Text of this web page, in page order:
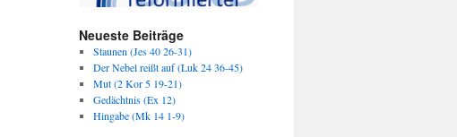
Neueste Beiträge
Staunen (Jes 40 26-31)
Der Nebel reißt auf (Luk 24 36-45)
Mut (2 Kor 5 19-21)
Gedächtnis (Ex 12)
Hingabe (Mk 14 1-9)